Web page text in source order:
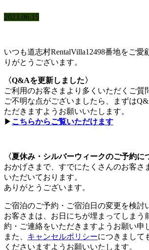
2023.06.15
いつも道志村RentalVilla12498番地をご愛
りがとうございます。
〈Q&Aを更新しました〉
ご利用のお客さまより多くいただくご質
ご不明な点がございましたら、まずは
ただきますようお願いいたします。
▶︎ こちらからご覧いただけます
〈夏休み・シルバーウィークのご予約に
おかげさまで、すでにたくさんのお客さ
いただいております。
ありがとうございます。
ご宿泊のご予約・ご宿泊日の変更を検討
お客さまは、お日にちが埋まってしまう
約・ご連絡をいただきますようお願い申
また、 キャンセルポリシーにつきまして
くださいますようお願いいたします。